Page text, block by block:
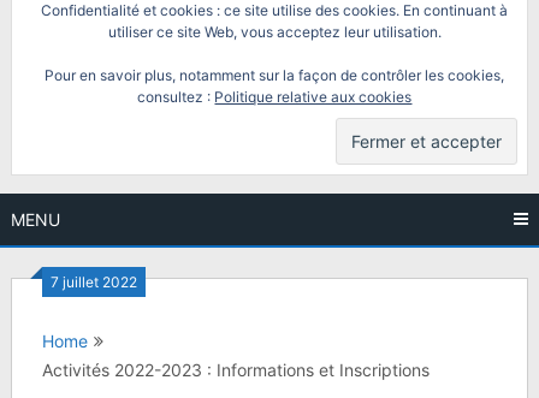
Confidentialité et cookies : ce site utilise des cookies. En continuant à
utiliser ce site Web, vous acceptez leur utilisation.
Pour en savoir plus, notamment sur la façon de contrôler les cookies,
consultez : Politique relative aux cookies
MENU
7 juillet 2022
Home
Activités 2022-2023 : Informations et Inscriptions